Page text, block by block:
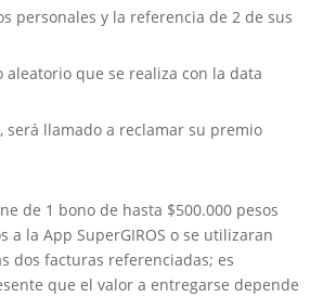
personales y la referencia de 2 de sus
aleatorio que se realiza con la data
será llamado a reclamar su premio
de 1 bono de hasta $500.000 pesos
a la App SuperGIROS o se utilizaran
dos facturas referenciadas; es
que el valor a entregarse depende